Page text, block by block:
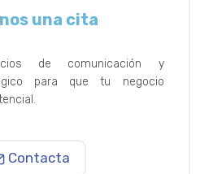
una cita
de comunicación y
para que tu negocio
Contacta